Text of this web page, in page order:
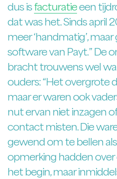
dus is facturatieeen
dat was het. Sinds april
meer ‘handmatig’,
software van Payt.” De
bracht trouwens wel
ouders: “Het overgrote
maar er waren ook
nut ervan niet inzagen
contact misten. Die
gewend om te bellen
opmerking hadden over
het begin, maar